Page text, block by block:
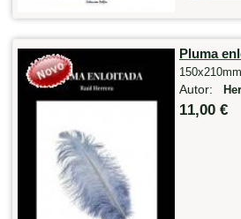
Pluma
Autor:
11,00 €